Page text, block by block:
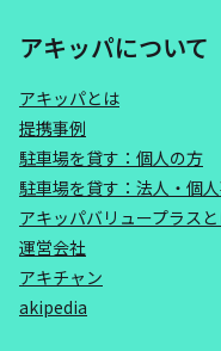
アキッパについて
アキッパとは
提携事例
駐車場を貸す：個人の方
駐車場を貸す：法人・個
アキッパバリュープラス
運営会社
アキチャン
akipedia